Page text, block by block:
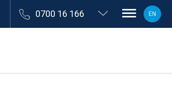
0700 16 166 EN